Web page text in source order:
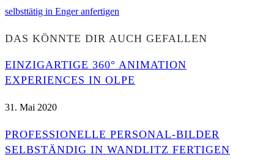
selbsttätig in Enger anfertigen
DAS KÖNNTE DIR AUCH GEFALLEN
EINZIGARTIGE 360° ANIMATION
EXPERIENCES IN OLPE
31. Mai 2020
PROFESSIONELLE PERSONAL-BILDER
SELBSTÄNDIG IN WANDLITZ FERTIGEN